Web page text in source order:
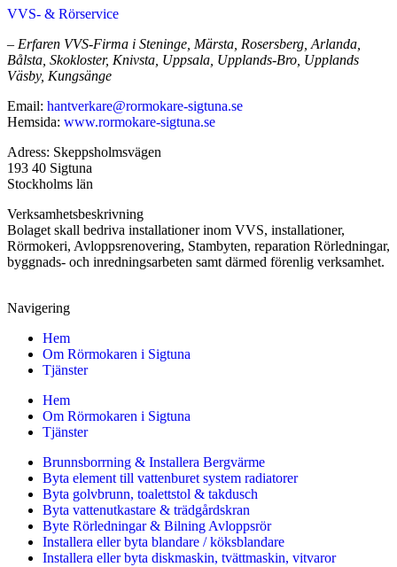
VVS- & Rörservice
– Erfaren VVS-Firma i Steninge, Märsta, Rosersberg, Arlanda,
Bålsta, Skokloster, Knivsta, Uppsala, Upplands-Bro, Upplands
Väsby, Kungsänge
Email: hantverkare@rormokare-sigtuna.se
Hemsida: www.rormokare-sigtuna.se
Adress: Skeppsholmsvägen
193 40 Sigtuna
Stockholms län
Verksamhetsbeskrivning
Bolaget skall bedriva installationer inom VVS, installationer,
Rörmokeri, Avloppsrenovering, Stambyten, reparation Rörledningar,
byggnads- och inredningsarbeten samt därmed förenlig verksamhet.
Navigering
Hem
Om Rörmokaren i Sigtuna
Tjänster
Hem
Om Rörmokaren i Sigtuna
Tjänster
Brunnsborrning & Installera Bergvärme
Byta element till vattenburet system radiatorer
Byta golvbrunn, toalettstol & takdusch
Byta vattenutkastare & trädgårdskran
Byte Rörledningar & Bilning Avloppsrör
Installera eller byta blandare / köksblandare
Installera eller byta diskmaskin, tvättmaskin, vitvaror